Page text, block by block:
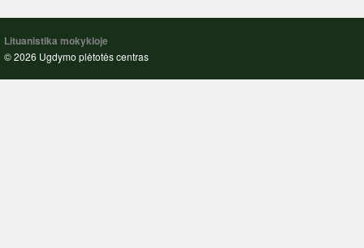
Lituanistika mokykloje
© 2026 Ugdymo plėtotės centras